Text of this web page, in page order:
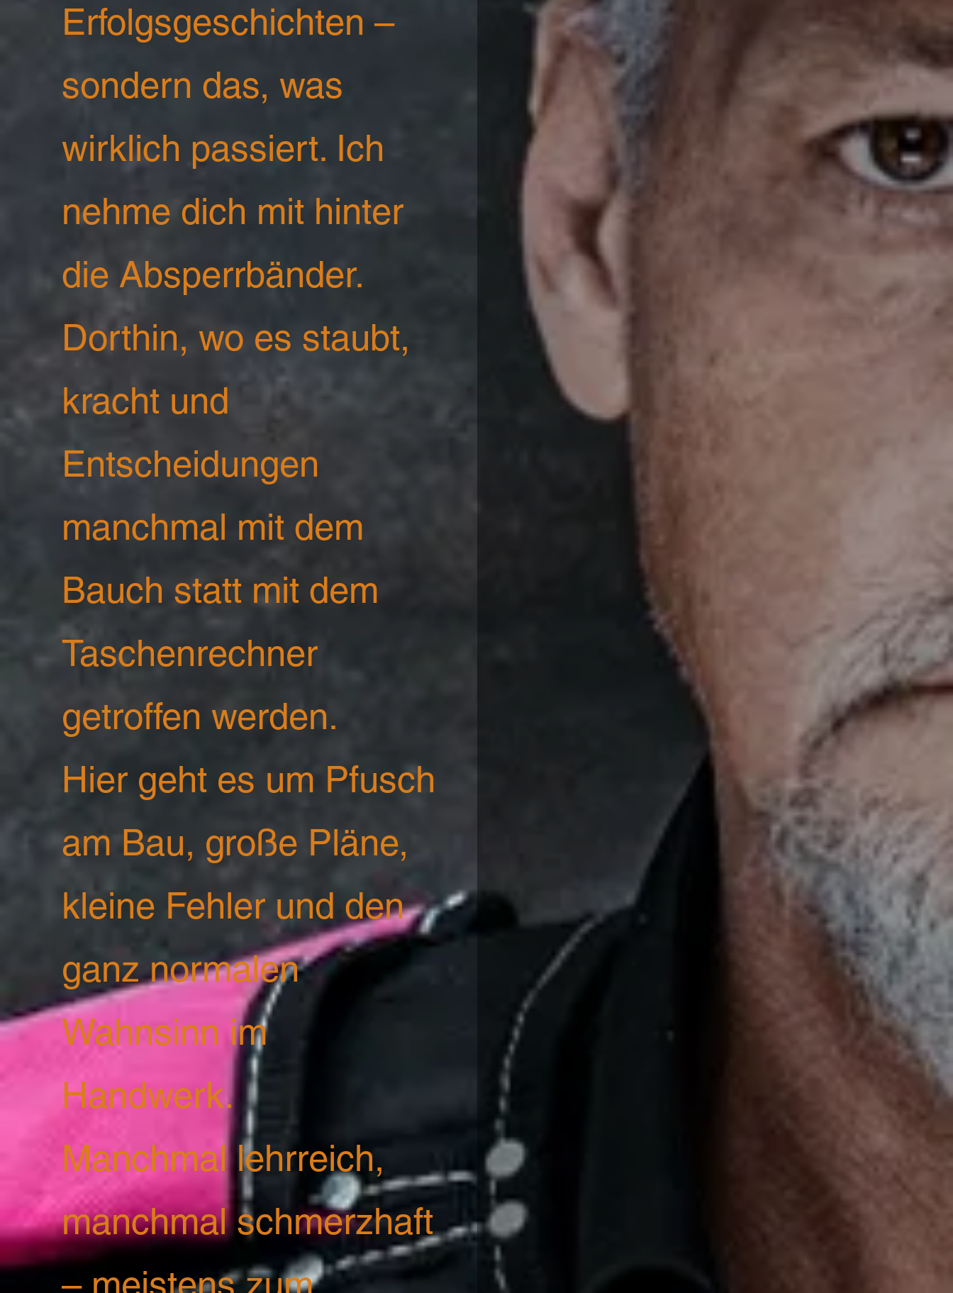
Erfolgsgeschichten –
sondern das, was
wirklich passiert. Ich
nehme dich mit hinter
die Absperrbänder.
Dorthin, wo es staubt,
kracht und
Entscheidungen
manchmal mit dem
Bauch statt mit dem
Taschenrechner
getroffen werden.
Hier geht es um Pfusch
am Bau, große Pläne,
kleine Fehler und den
ganz normalen
Wahnsinn im
Handwerk.
Manchmal lehrreich,
manchmal schmerzhaft
– meistens zum